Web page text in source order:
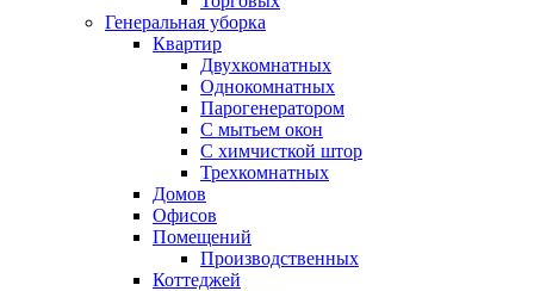
Генеральная уборка
Квартир
Двухкомнатных
Однокомнатных
Парогенератором
С мытьем окон
С химчисткой штор
Трехкомнатных
Домов
Офисов
Помещений
Производственных
Коттеджей